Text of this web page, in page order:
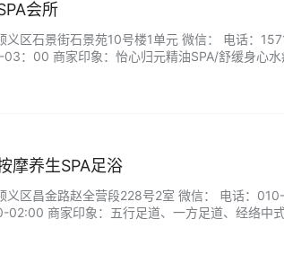
会所
义区石景街石景苑10号楼1单元 微信： 电话：
：00 商家印象：怡心归元精油SPA/舒缓身心
摩养生SPA足浴
义区昌金路赵全营段228号2室 微信： 电话：
02:00 商家印象：五行足道、一方足道、经络中